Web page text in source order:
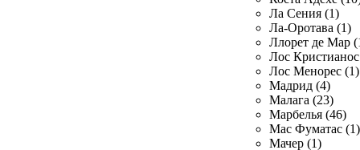
Ла Сения (1)
Ла-Оротава (1)
Ллорет де Мар
Лос
Лос Менорес (1)
Мадрид (4)
Малага (23)
Марбелья (46)
Мас Фуматас (1)
Мачер (1)